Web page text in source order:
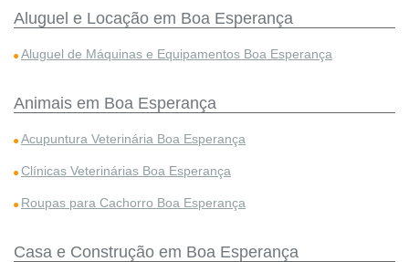
Aluguel e Locação em Boa Esperança
Aluguel de Máquinas e Equipamentos Boa Esperança
Animais em Boa Esperança
Acupuntura Veterinária Boa Esperança
Clínicas Veterinárias Boa Esperança
Roupas para Cachorro Boa Esperança
Casa e Construção em Boa Esperança